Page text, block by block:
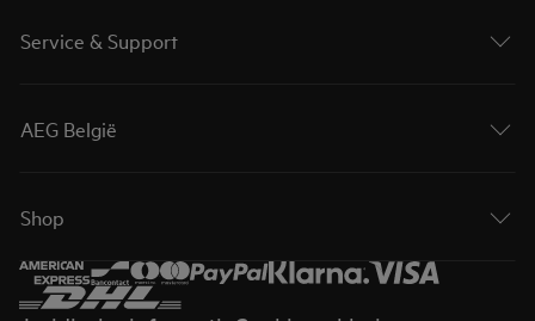
Service & Support
AEG België
Shop